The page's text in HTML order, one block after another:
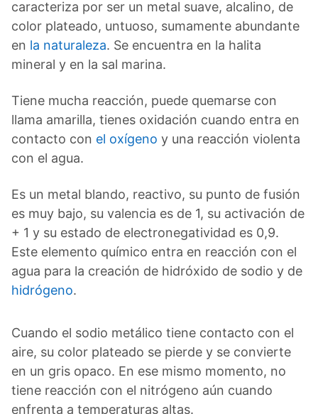
caracteriza por ser un metal suave, alcalino, de
color plateado, untuoso, sumamente abundante
en la naturaleza. Se encuentra en la halita
mineral y en la sal marina.
Tiene mucha reacción, puede quemarse con
llama amarilla, tienes oxidación cuando entra en
contacto con el oxígeno y una reacción violenta
con el agua.
Es un metal blando, reactivo, su punto de fusión
es muy bajo, su valencia es de 1, su activación de
+ 1 y su estado de electronegatividad es 0,9.
Este elemento químico entra en reacción con el
agua para la creación de hidróxido de sodio y de
hidrógeno.
Cuando el sodio metálico tiene contacto con el
aire, su color plateado se pierde y se convierte
en un gris opaco. En ese mismo momento, no
tiene reacción con el nitrógeno aún cuando
enfrenta a temperaturas altas.